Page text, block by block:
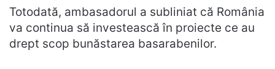
Totodată, ambasadorul a subliniat că România
va continua să investească în proiecte ce au
drept scop bunăstarea basarabenilor.